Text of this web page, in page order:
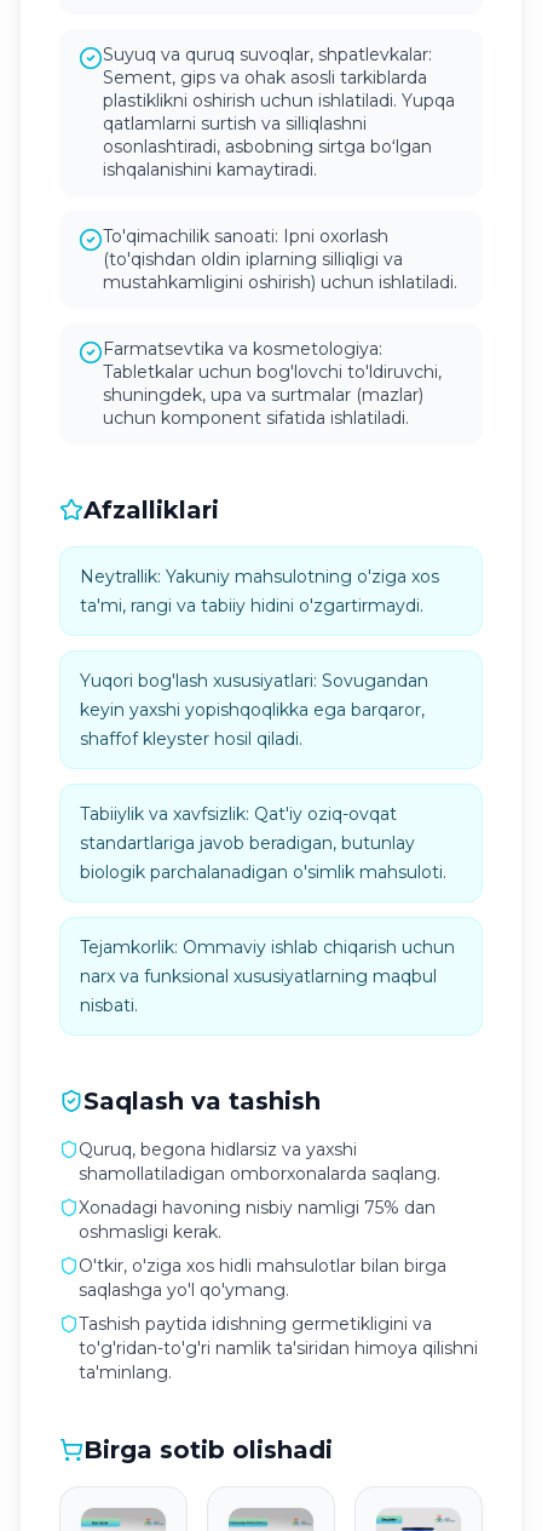
Suyuq va quruq suvoqlar, shpatlevkalar:
Sement, gips va ohak asosli tarkiblarda
plastiklikni oshirish uchun ishlatiladi. Yupqa
qatlamlarni surtish va silliqlashni
osonlashtiradi, asbobning sirtga boʻlgan
ishqalanishini kamaytiradi.
To'qimachilik sanoati: Ipni oxorlash
(to'qishdan oldin iplarning silliqligi va
mustahkamligini oshirish) uchun ishlatiladi.
Farmatsevtika va kosmetologiya:
Tabletkalar uchun bog'lovchi to'ldiruvchi,
shuningdek, upa va surtmalar (mazlar)
uchun komponent sifatida ishlatiladi.
Afzalliklari
Neytrallik: Yakuniy mahsulotning o'ziga xos
ta'mi, rangi va tabiiy hidini o'zgartirmaydi.
Yuqori bog'lash xususiyatlari: Sovugandan
keyin yaxshi yopishqoqlikka ega barqaror,
shaffof kleyster hosil qiladi.
Tabiiylik va xavfsizlik: Qat'iy oziq-ovqat
standartlariga javob beradigan, butunlay
biologik parchalanadigan o'simlik mahsuloti.
Tejamkorlik: Ommaviy ishlab chiqarish uchun
narx va funksional xususiyatlarning maqbul
nisbati.
Saqlash va tashish
Quruq, begona hidlarsiz va yaxshi
shamollatiladigan omborxonalarda saqlang.
Xonadagi havoning nisbiy namligi 75% dan
oshmasligi kerak.
O'tkir, o'ziga xos hidli mahsulotlar bilan birga
saqlashga yo'l qo'ymang.
Tashish paytida idishning germetikligini va
to'g'ridan-to'g'ri namlik ta'siridan himoya qilishni
ta'minlang.
Birga sotib olishadi